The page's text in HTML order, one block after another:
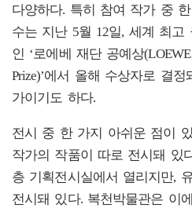
다양하다. 특히 참여 작가 중
수는 지난 5월 12일, 세계 최고
인 ‘로에베 재단 공예상
Prize)’에서 올해 수상자로 결
가이기도 하다.
전시 중 한 가지 아쉬운 점이
작가의 작품이 따로 전시돼 있
층 기획전시실에서 열리지만,
전시돼 있다. 복천박물관은 이